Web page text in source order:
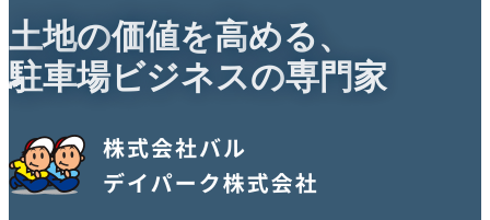
土地の価値を高める 、
駐車場ビジネスの専門家